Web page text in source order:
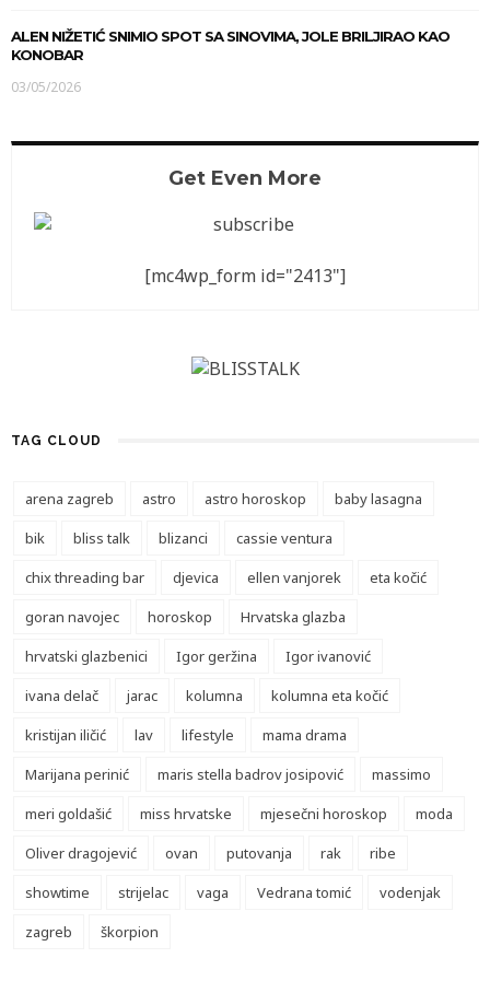
ALEN NIŽETIĆ SNIMIO SPOT SA SINOVIMA, JOLE BRILJIRAO KAO
KONOBAR
03/05/2026
Get Even More
[mc4wp_form id="2413"]
TAG CLOUD
arena zagreb astro astro horoskop
baby lasagna
bik
bliss talk blizanci
cassie ventura
chix threading bar
djevica ellen vanjorek
eta kočić
goran navojec
horoskop
Hrvatska glazba
hrvatski glazbenici
Igor geržina
Igor ivanović
ivana delač
jarac kolumna
kolumna eta kočić
kristijan iličić
lav lifestyle
mama drama
Marijana perinić
maris stella badrov josipović
massimo
meri goldašić
miss hrvatske mjesečni horoskop
moda
Oliver dragojević
ovan putovanja rak
ribe
showtime
strijelac vaga Vedrana tomić
vodenjak
zagreb
škorpion